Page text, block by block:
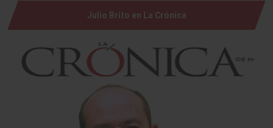
Julio Brito en La Crónica